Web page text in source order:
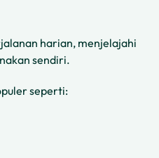
harian, menjelajahi
sendiri.
seperti: